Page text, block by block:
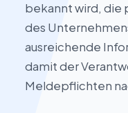
bekannt wird, die
des
ausreichende
damit der
Meldepflichten